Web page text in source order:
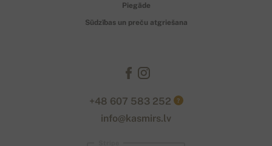
Piegāde
Sūdzības un preču atgriešana
+48 607 583 252 ?
info@kasmirs.lv